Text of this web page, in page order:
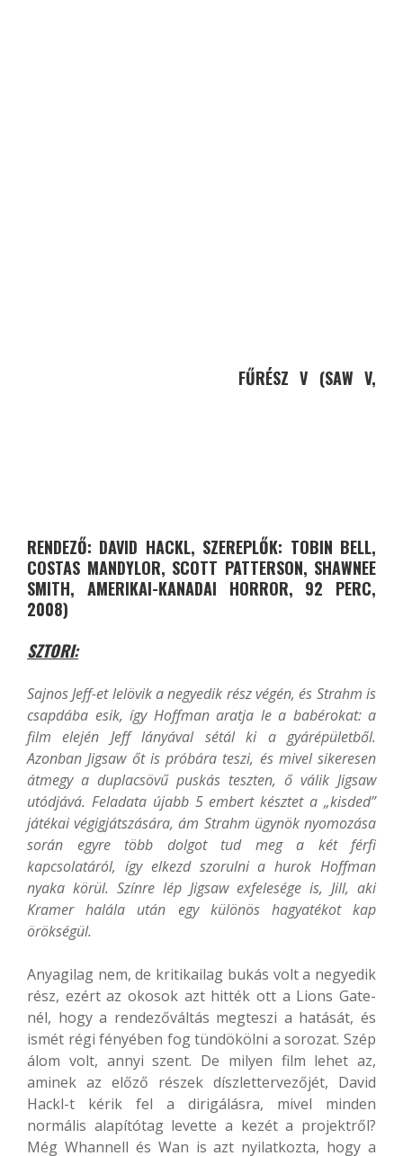
FŰRÉSZ V (SAW V,
RENDEZŐ: DAVID HACKL, SZEREPLŐK: TOBIN BELL,
COSTAS MANDYLOR, SCOTT PATTERSON, SHAWNEE
SMITH, AMERIKAI-KANADAI HORROR, 92 PERC,
2008)
SZTORI:
Sajnos Jeff-et lelövik a negyedik rész végén, és Strahm is
csapdába esik, így Hoffman aratja le a babérokat: a
film elején Jeff lányával sétál ki a gyárépületből.
Azonban Jigsaw őt is próbára teszi, és mivel sikeresen
átmegy a duplacsövű puskás teszten, ő válik Jigsaw
utódjává. Feladata újabb 5 embert késztet a „kisded”
játékai végigjátszására, ám Strahm ügynök nyomozása
során egyre több dolgot tud meg a két férfi
kapcsolatáról, így elkezd szorulni a hurok Hoffman
nyaka körül. Színre lép Jigsaw exfelesége is, Jill, aki
Kramer halála után egy különös hagyatékot kap
örökségül.
Anyagilag nem, de kritikailag bukás volt a negyedik
rész, ezért az okosok azt hitték ott a Lions Gate-
nél, hogy a rendezőváltás megteszi a hatását, és
ismét régi fényében fog tündökölni a sorozat. Szép
álom volt, annyi szent. De milyen film lehet az,
aminek az előző részek díszlettervezőjét, David
Hackl-t kérik fel a dirigálásra, mivel minden
normális alapítótag levette a kezét a projektről?
Még Whannell és Wan is azt nyilatkozta, hogy a